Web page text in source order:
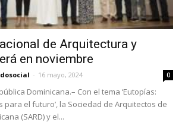
de Arquitectura y
en noviembre
- 16 mayo, 2024 0
Dominicana.– Con el tema ‘Eutopías:
el futuro’, la Sociedad de Arquitectos de
(SARD) y el...